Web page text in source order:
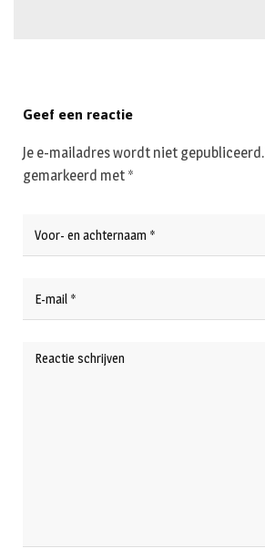
Geef een reactie
Je e-mailadres wordt niet gepubliceerd.
gemarkeerd met *